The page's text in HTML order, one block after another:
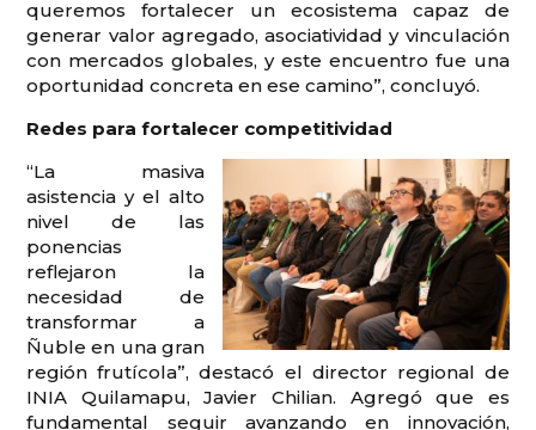
queremos fortalecer un ecosistema capaz de
generar valor agregado, asociatividad y vinculación
con mercados globales, y este encuentro fue una
oportunidad concreta en ese camino”, concluyó.
Redes para fortalecer competitividad
“La masiva
asistencia y el alto
nivel de las
ponencias
reflejaron la
necesidad de
transformar a
Ñuble en una gran
región frutícola”, destacó el director regional de
INIA Quilamapu, Javier Chilian. Agregó que es
fundamental seguir avanzando en innovación,